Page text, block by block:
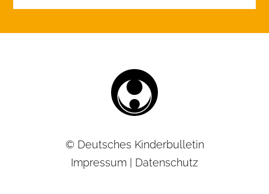
© Deutsches Kinderbulletin
Impressum
Datenschutz